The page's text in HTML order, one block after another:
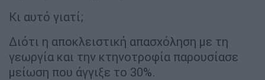
Κι αυτό γιατί;
Διότι η αποκλειστική απασχόληση με τη
γεωργία και την κτηνοτροφία παρουσίασε
μείωση που άγγιξε το 30%.